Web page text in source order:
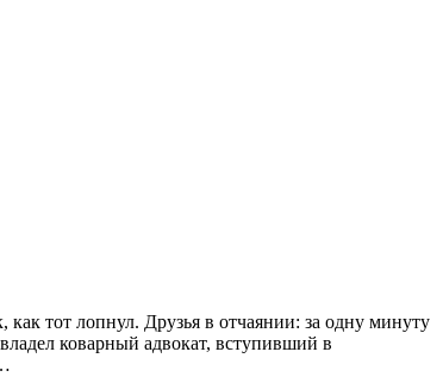
тот лопнул. Друзья в отчаянии: за одну минуту
коварный адвокат, вступивший в